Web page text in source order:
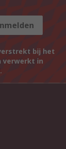
bij het
verwerkt in
.